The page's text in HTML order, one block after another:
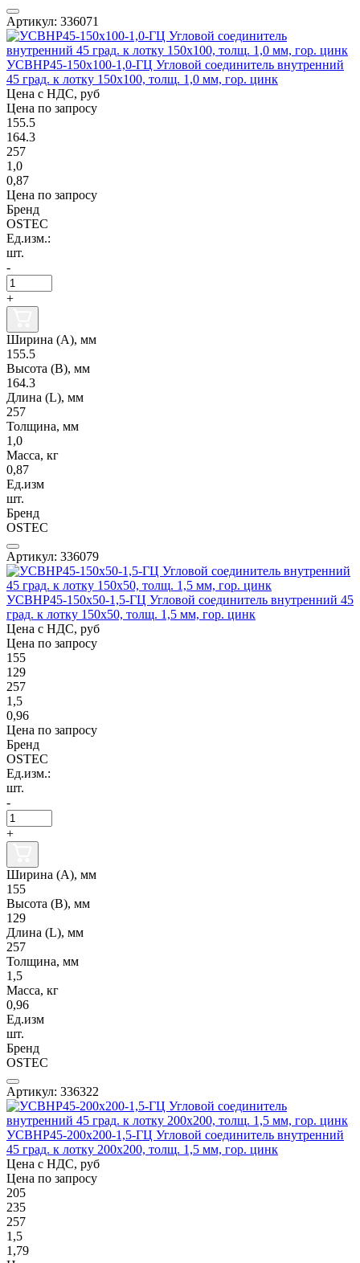
Артикул: 336071
УСВНР45-150х100-1,0-ГЦ Угловой соединитель внутренний
45 град. к лотку 150х100, толщ. 1,0 мм, гор. цинк
Цена с НДС, руб
Цена по запросу
155.5
164.3
257
1,0
0,87
Цена по запросу
Бренд
OSTEC
Ед.изм.:
шт.
-
+
Ширина (А), мм
155.5
Высота (В), мм
164.3
Длина (L), мм
257
Толщина, мм
1,0
Масса, кг
0,87
Ед.изм
шт.
Бренд
OSTEC
Артикул: 336079
УСВНР45-150х50-1,5-ГЦ Угловой соединитель внутренний 45
град. к лотку 150х50, толщ. 1,5 мм, гор. цинк
Цена с НДС, руб
Цена по запросу
155
129
257
1,5
0,96
Цена по запросу
Бренд
OSTEC
Ед.изм.:
шт.
-
+
Ширина (А), мм
155
Высота (В), мм
129
Длина (L), мм
257
Толщина, мм
1,5
Масса, кг
0,96
Ед.изм
шт.
Бренд
OSTEC
Артикул: 336322
УСВНР45-200х200-1,5-ГЦ Угловой соединитель внутренний
45 град. к лотку 200х200, толщ. 1,5 мм, гор. цинк
Цена с НДС, руб
Цена по запросу
205
235
257
1,5
1,79